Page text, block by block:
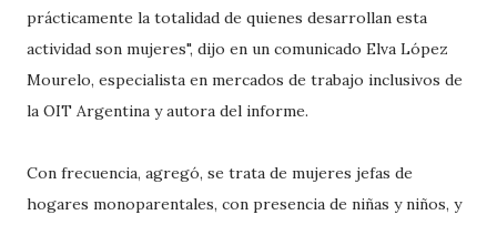
prácticamente la totalidad de quienes desarrollan esta
actividad son mujeres", dijo en un comunicado Elva López
Mourelo, especialista en mercados de trabajo inclusivos de
la OIT Argentina y autora del informe.
Con frecuencia, agregó, se trata de mujeres jefas de
hogares monoparentales, con presencia de niñas y niños, y